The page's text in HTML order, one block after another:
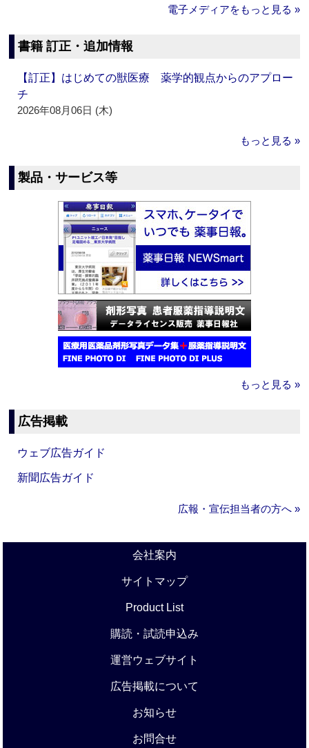
電子メディアをもっと見る »
書籍 訂正・追加情報
【訂正】はじめての獣医療 薬学的観点からのアプロー
チ
2026年08月06日 (木)
もっと見る »
製品・サービス等
もっと見る »
広告掲載
ウェブ広告ガイド
新聞広告ガイド
広報・宣伝担当者の方へ »
会社案内
サイトマップ
Product List
購読・試読申込み
運営ウェブサイト
広告掲載について
お知らせ
お問合せ